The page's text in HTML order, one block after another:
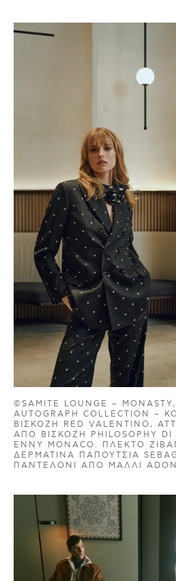
©SAMITE LOUNGE –
AUTOGRAPH COLLECTION –
ΒΙΣΚΌΖΗ RED VALENTINO,
ΑΠΌ ΒΙΣΚΌΖΗ PHILOSOPHY DI
ENNY MONACO. ΠΛΕΚΤΌ
ΔΕΡΜΆΤΙΝΑ ΠΑΠΟΎΤΣΙΑ
ΠΑΝΤΕΛΌΝΙ ΑΠΌ ΜΑΛΛΊ